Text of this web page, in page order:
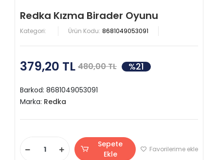
Redka Kızma Birader Oyunu
Kategori: Ürün Kodu: 8681049053091
379,20 TL 480,00 TL %21
Barkod: 8681049053091
Marka: Redka
Sepete
Ekle
Favorilerime ekle